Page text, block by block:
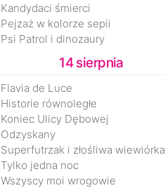
Kandydaci śmierci
Pejzaż w kolorze sepii
Psi Patrol i dinozaury
14 sierpnia
Flavia de Luce
Historie równoległe
Koniec Ulicy Dębowej
Odzyskany
Superfutrzak i złośliwa wiewiórka
Tylko jedna noc
Wszyscy moi wrogowie